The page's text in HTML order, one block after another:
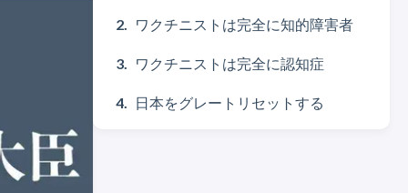
ワクチニストは完全に知的障害者
ワクチニストは完全に認知症
日本をグレートリセットする